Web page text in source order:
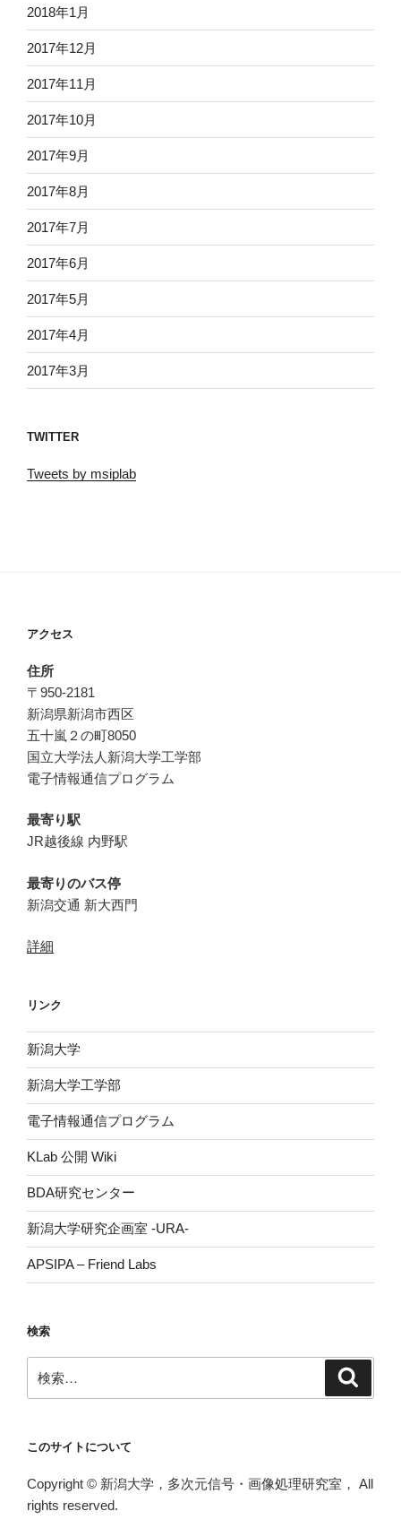
2018年1月
2017年12月
2017年11月
2017年10月
2017年9月
2017年8月
2017年7月
2017年6月
2017年5月
2017年4月
2017年3月
TWITTER
Tweets by msiplab
アクセス
住所
〒950-2181
新潟県新潟市西区
五十嵐２の町8050
国立大学法人新潟大学工学部
電子情報通信プログラム
最寄り駅
JR越後線 内野駅
最寄りのバス停
新潟交通 新大西門
詳細
リンク
新潟大学
新潟大学工学部
電子情報通信プログラム
KLab 公開 Wiki
BDA研究センター
新潟大学研究企画室 -URA-
APSIPA – Friend Labs
検索
索:
このサイトについて
Copyright © 新潟大学，多次元信号・画像処理研究室， All
rights reserved.